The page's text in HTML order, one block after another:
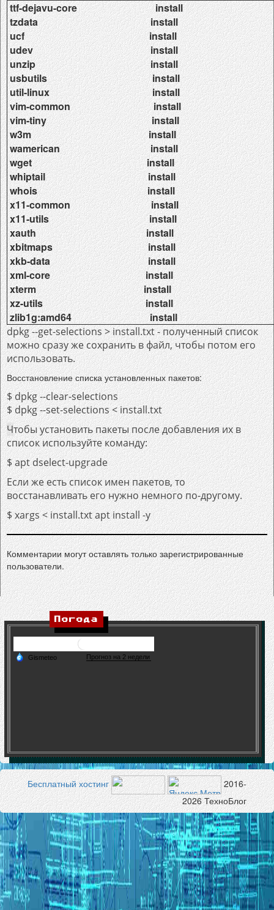
ttf-dejavu-core install
tzdata install
ucf install
udev install
unzip install
usbutils install
util-linux install
vim-common install
vim-tiny install
w3m install
wamerican install
wget install
whiptail install
whois install
x11-common install
x11-utils install
xauth install
xbitmaps install
xkb-data install
xml-core install
xterm install
xz-utils install
zlib1g:amd64 install
dpkg --get-selections > install.txt - полученный список
можно сразу же сохранить в файл, чтобы потом его
использовать.
Восстановление списка установленных пакетов:
$ dpkg --clear-selections
$ dpkg --set-selections < install.txt
Чтобы установить пакеты после добавления их в
список используйте команду:
$ apt dselect-upgrade
Если же есть список имен пакетов, то
восстанавливать его нужно немного по-другому.
$ xargs < install.txt apt install -y
Комментарии могут оставлять только зарегистрированные
пользователи.
Погода
Бесплатный хостинг
2016-
2026 ТехноБлог